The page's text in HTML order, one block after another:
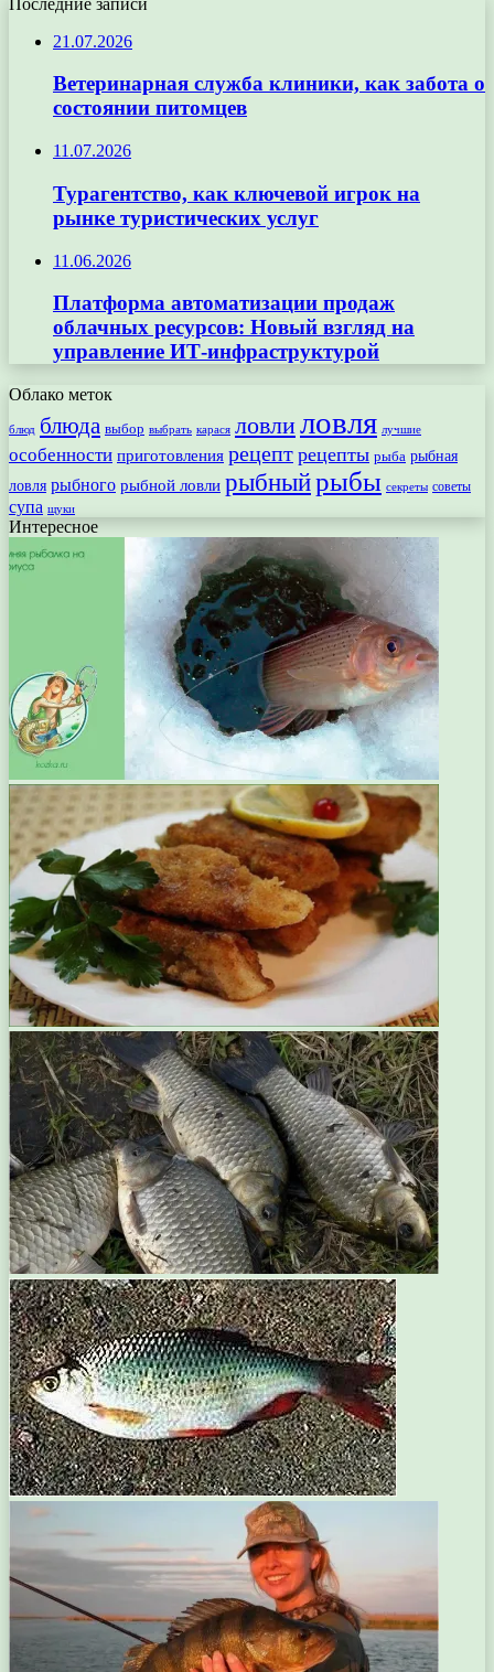
21.07.2026
Ветеринарная служба клиники, как забота о
состоянии питомцев
11.07.2026
Турагентство, как ключевой игрок на
рынке туристических услуг
11.06.2026
Платформа автоматизации продаж
облачных ресурсов: Новый взгляд на
управление ИТ-инфраструктурой
Облако меток
блюд блюда выбор выбрать карася ловлиловля лучшие
особенности приготовления рецепт рецепты рыба рыбная
ловля рыбного рыбной ловли рыбныйрыбы секреты советы
супа щуки
Интересное